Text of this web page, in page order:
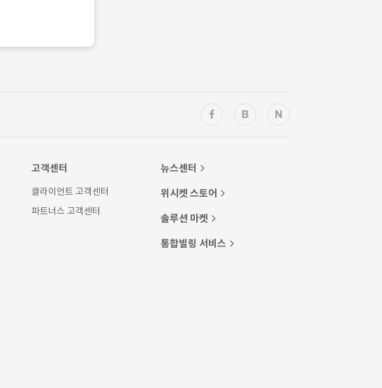
고객센터
클라이언트 고객센터
파트너스 고객센터
뉴스센터
위시켓 스토어
솔루션 마켓
통합빌링 서비스